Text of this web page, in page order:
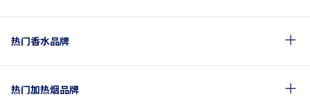
热门香水品牌
热门加热烟品牌